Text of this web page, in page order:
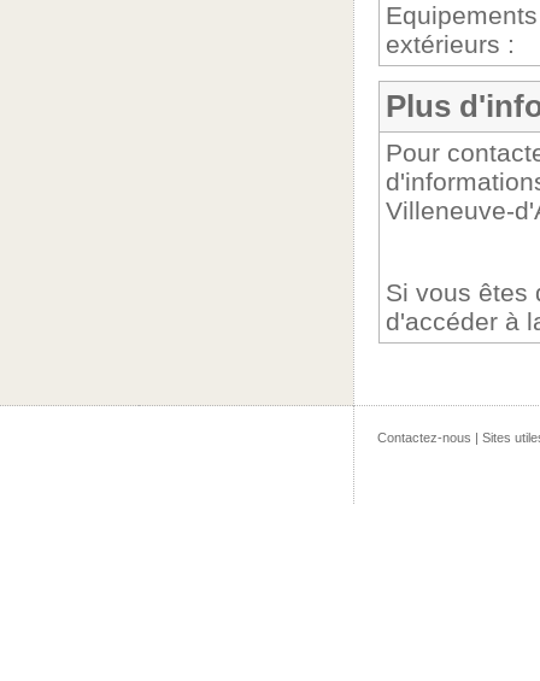
Equipements
extérieurs :
Plus
Pour
Villeneuve-
Si vous êtes
d'accéder à
Contactez-nous | Sites